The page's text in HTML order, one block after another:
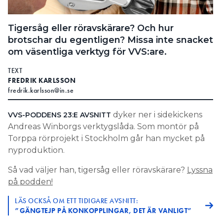
Information om GDPR
Search for:
SEARCH
Tigersåg eller röravskärare? Och hur
brotschar du egentligen? Missa inte snacket
om väsentliga verktyg för VVS:are.
TEXT
FREDRIK KARLSSON
fredrik.karlsson@in.se
VVS-PODDENS 23:E AVSNITT dyker ner i sidekickens
Andreas Winborgs verktygslåda. Som montör på
Torppa rörprojekt i Stockholm går han mycket på
nyproduktion.
Så vad väljer han, tigersåg eller röravskärare? Lyssna
på podden!
LÄS OCKSÅ OM ETT TIDIGARE AVSNITT:
”GÄNGTEJP PÅ KONKOPPLINGAR, DET ÄR VANLIGT”